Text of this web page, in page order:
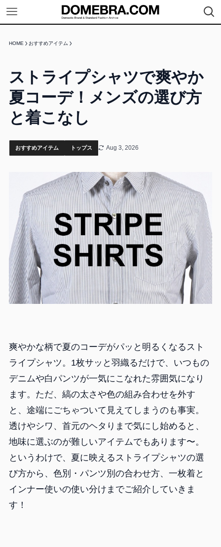
HOME おすすめアイテム
ストライプシャツで爽やか
夏コーデ！メンズの選び方
と着こなし
おすすめアイテム トップス Aug 3, 2026
爽やかな柄で夏のコーデがパッと明るくなるスト
ライプシャツ。1枚サッと羽織るだけで、いつもの
デニムや白パンツが一気にこなれた雰囲気になり
ます。ただ、縞の太さや色の組み合わせを外す
と、途端にごちゃついて見えてしまうのも事実。
透けやシワ、首元のヘタりまで気にし始めると、
地味に選ぶのが難しいアイテムでもあります〜。
というわけで、夏に映えるストライプシャツの選
び方から、色別・パンツ別の合わせ方、一枚着と
インナー使いの使い分けまでご紹介していきま
す！